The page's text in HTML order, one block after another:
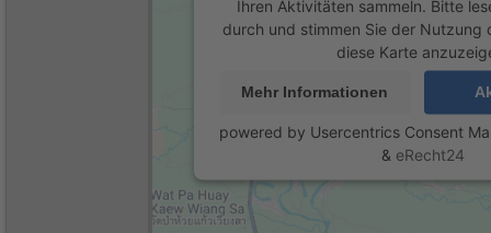
Ihren Aktivitäten sammeln. Bitte
durch und stimmen Sie der Nutzung
diese Karte
Mehr Informationen
powered by Usercentrics Consent
& eRecht24